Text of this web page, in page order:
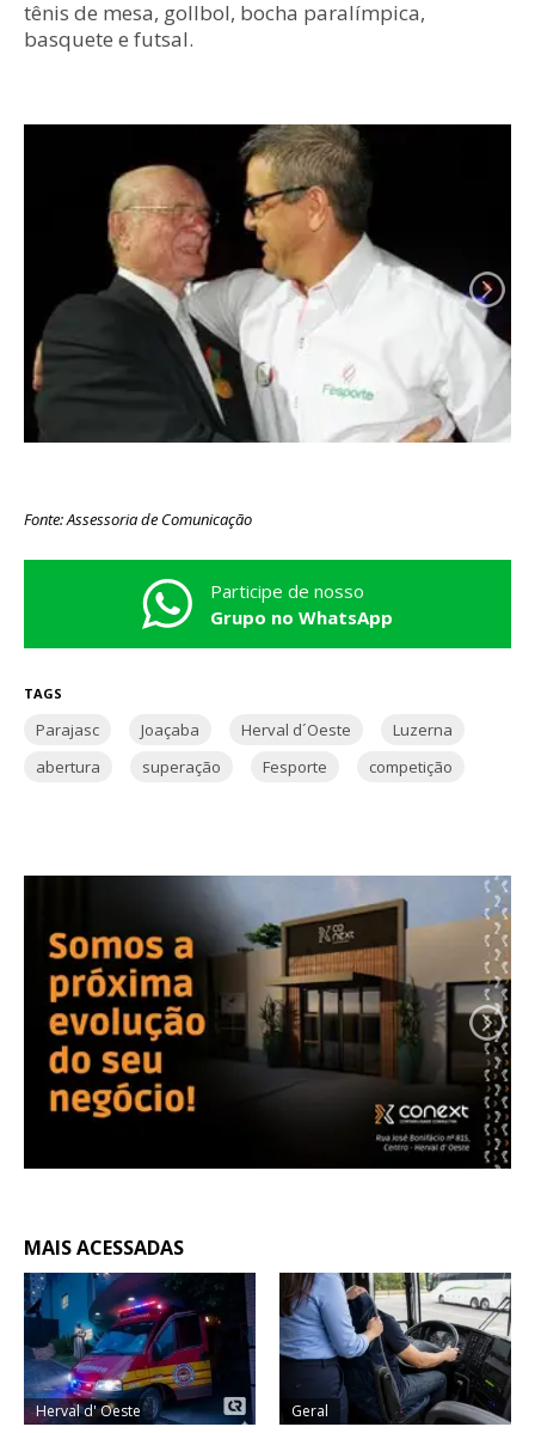
tênis de mesa, gollbol, bocha paralímpica,
basquete e futsal.
Fonte: Assessoria de Comunicação
Participe de nosso
Grupo no WhatsApp
TAGS
Parajasc Joaçaba Herval d´Oeste
Luzerna
abertura
superação Fesporte competição
MAIS ACESSADAS
Herval d' Oeste Geral